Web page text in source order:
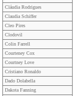
Cláudia Rodrigues
Claudia Schiffer
Cleo Pires
Clodovil
Colin Farrell
Courteney Cox
Courtney Love
Cristiano Ronaldo
Dado Dolabella
Dakota Fanning